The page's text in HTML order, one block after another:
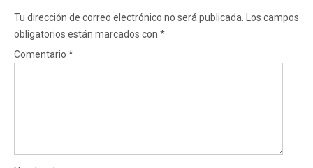
Tu dirección de correo electrónico no será publicada.
Los campos
obligatorios están marcados con *
Comentario *